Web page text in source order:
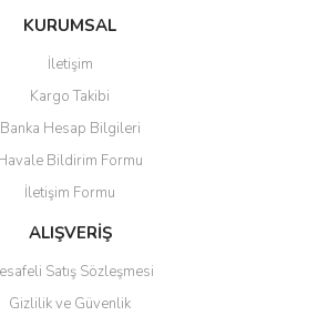
ilk yorumu siz yapın!
bozuk veya görüntülenemiyor.
eksik bilgiler bulunuyor.
bulunuyor.
daha pahalı.
alternatifler olmalı.
KURUMSAL
İletişim
Kargo Takibi
Banka Hesap Bilgileri
Bildirim Formu
İletişim Formu
ALIŞVERİŞ
Satış Sözleşmesi
Gizlilik ve Güvenlik